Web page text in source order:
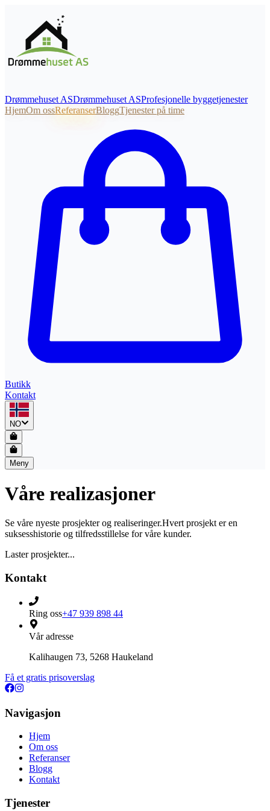
Drømmehuset ASDrømmehuset ASProfesjonelle byggetjenester
HjemOm ossReferanserBloggTjenester på time
Butikk
Kontakt
NO
Meny
Våre realizasjoner
Se våre nyeste prosjekter og realiseringer.Hvert prosjekt er en
suksesshistorie og tilfredsstillelse for våre kunder.
Laster prosjekter...
Kontakt
Ring oss+47 939 898 44
Vår adresse
Kalihaugen 73, 5268 Haukeland
Få et gratis prisoverslag
Navigasjon
Hjem
Om oss
Referanser
Blogg
Kontakt
Tjenester